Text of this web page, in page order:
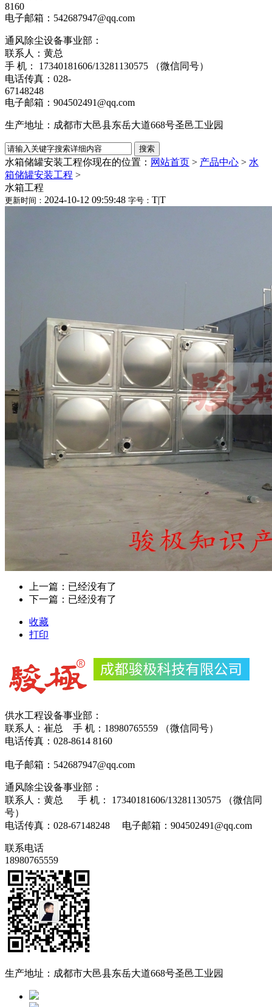
8160
电子邮箱：542687947@qq.com
通风除尘设备事业部：
联系人：黄总
手 机： 17340181606/13281130575 （微信同号）
电话传真：028-
67148248
电子邮箱：904502491@qq.com
生产地址：成都市大邑县东岳大道668号圣邑工业园
水箱储罐安装工程你现在的位置： 网站首页 > 产品中心 > 水
箱储罐安装工程 >
水箱工程
更新时间： 2024-10-12 09:59:48 字号： T|T
上一篇：已经没有了
下一篇：已经没有了
收藏
打印
供水工程设备事业部：
联系人：崔总 手 机：18980765559 （微信同号）
电话传真：028-8614 8160
电子邮箱：542687947@qq.com
通风除尘设备事业部：
联系人：黄总 手 机： 17340181606/13281130575 （微信同
号）
电话传真：028-67148248 电子邮箱：904502491@qq.com
联系电话
18980765559
生产地址：成都市大邑县东岳大道668号圣邑工业园